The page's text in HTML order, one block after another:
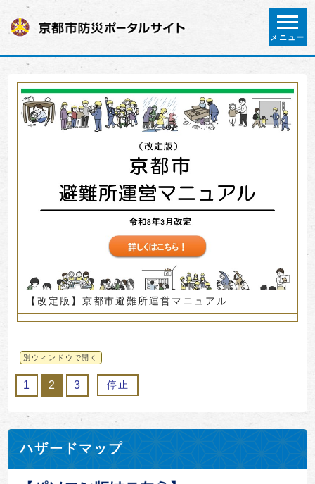
ページの先頭です
メニュー
ここから本文です
ビジュアルエリア。京都市役所からの紹
介、お知らせ。
【改定版】京都市避難所運営マニュアル
別ウィンドウで開く
1 2 3 停止
ハザードマップ